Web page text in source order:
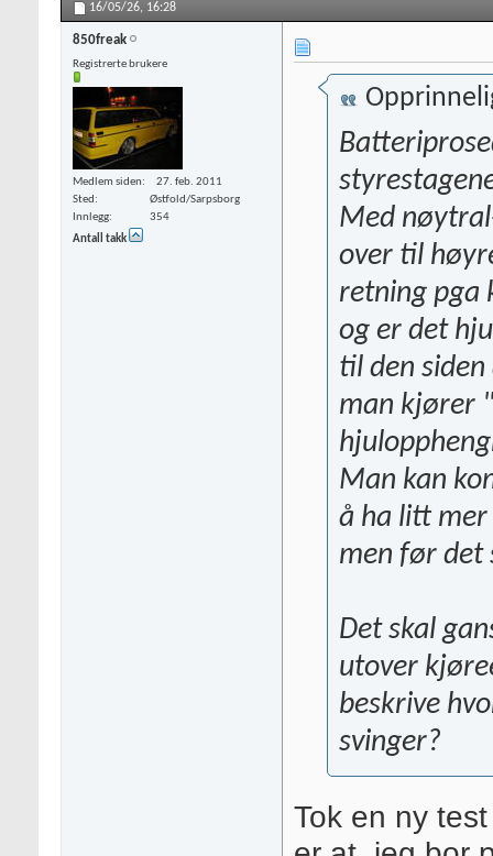
16/05/26, 16:28
850freak
Registrerte brukere
Medlem siden
27. feb. 2011
Sted
Østfold/Sarpsborg
Innlegg
354
Antall takk
Med
over til
retning pga
og er det
til den
man kjører
Man kan
å ha litt mer
men før det
Det skal
utover
beskrive
svinger?
Tok en ny